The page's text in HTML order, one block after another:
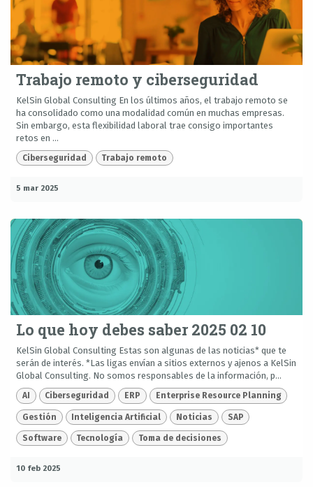
Trabajo remoto y ciberseguridad
KelSin Global Consulting En los últimos años, el trabajo remoto se
ha consolidado como una modalidad común en muchas empresas.
Sin embargo, esta flexibilidad laboral trae consigo importantes
retos en ...
Ciberseguridad Trabajo remoto
5 mar 2025
Lo que hoy debes saber 2025 02 10
KelSin Global Consulting Estas son algunas de las noticias* que te
serán de interés. *Las ligas envían a sitios externos y ajenos a KelSin
Global Consulting. No somos responsables de la información, p...
AI Ciberseguridad ERP Enterprise Resource Planning
Gestión Inteligencia Artificial Noticias SAP
Software Tecnología Toma de decisiones
10 feb 2025